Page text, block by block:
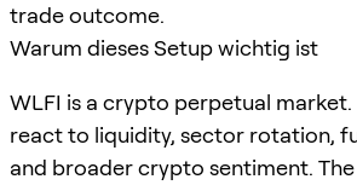
trade outcome.
Warum dieses Setup wichtig ist
WLFI is a crypto perpetual
react to liquidity, sector rotation,
and broader crypto sentiment.